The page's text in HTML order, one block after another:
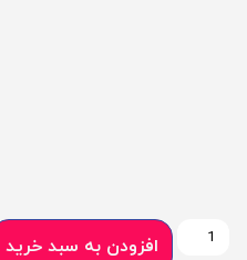
افزودن به سبد خرید